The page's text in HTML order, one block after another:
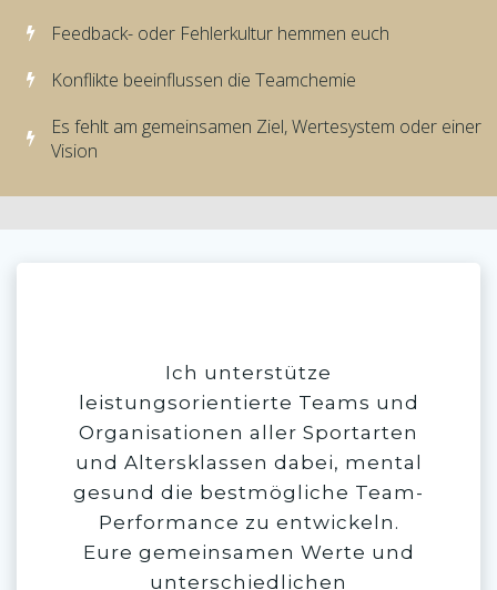
Feedback- oder Fehlerkultur hemmen euch
Konflikte beeinflussen die Teamchemie
Es fehlt am gemeinsamen Ziel, Wertesystem oder einer
Vision
Ich unterstütze
leistungsorientierte Teams und
Organisationen aller Sportarten
und Altersklassen dabei, mental
gesund die bestmögliche Team-
Performance zu entwickeln.
Eure gemeinsamen Werte und
unterschiedlichen